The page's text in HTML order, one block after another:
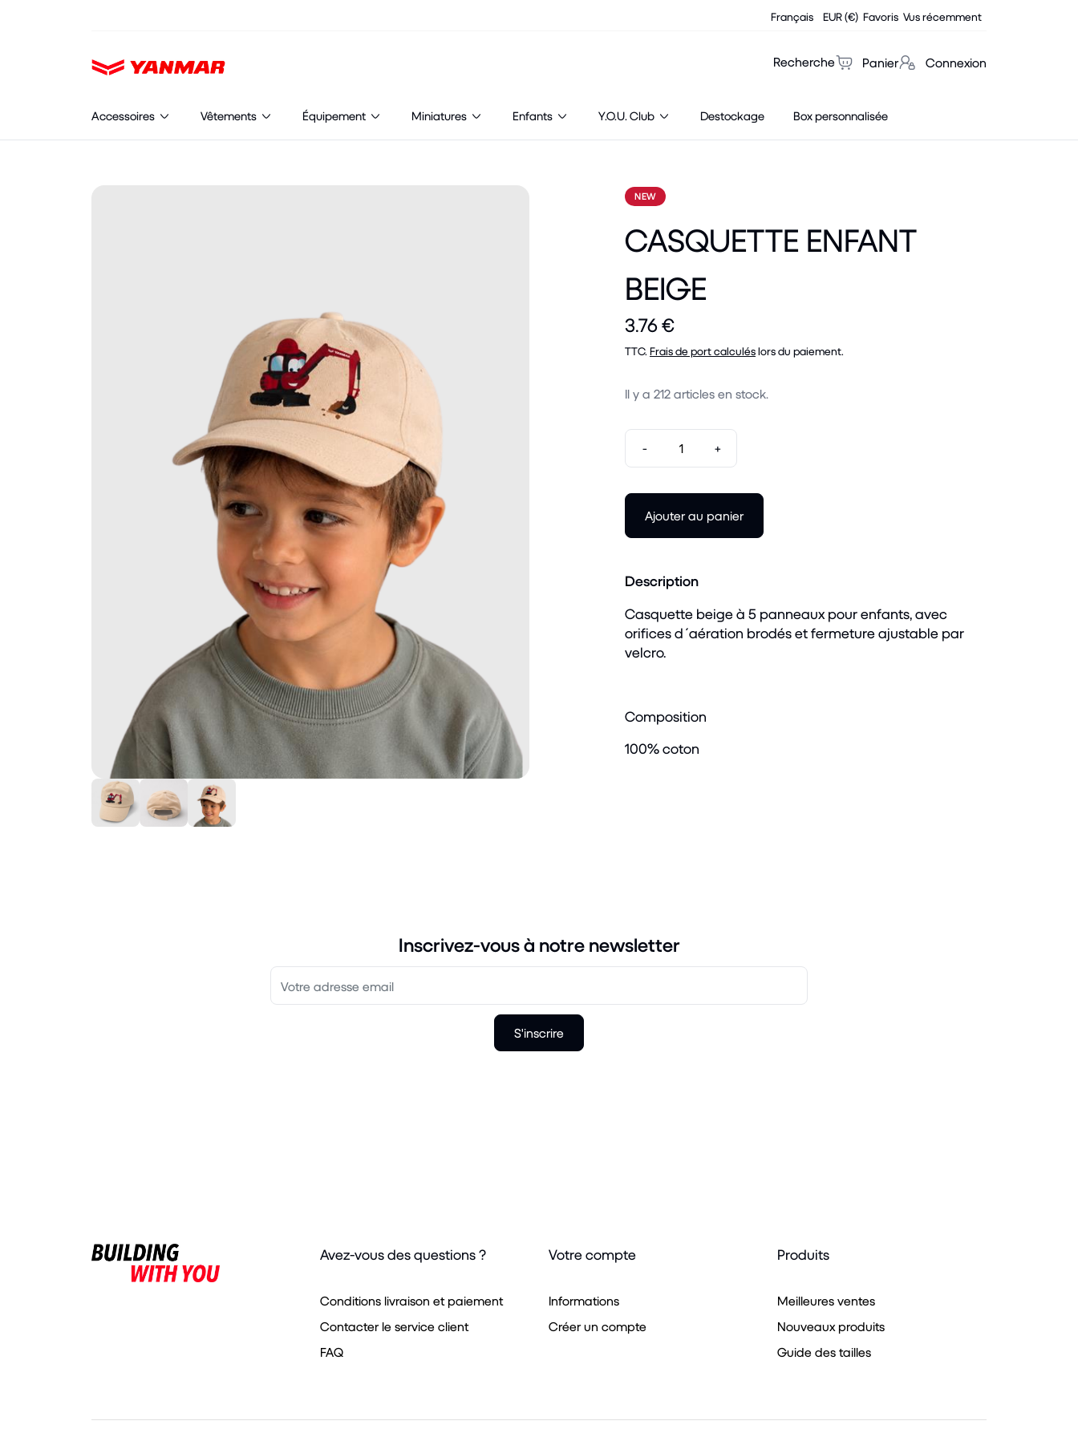
Français EUR (€) Favoris Vus récemment
Recherche Panier Connexion
Accessoires Vêtements Équipement Miniatures Enfants Y.O.U. Club Destockage Box personnalisée
NEW
CASQUETTE ENFANT
BEIGE
3.76 €
TTC. Frais de port calculéslors du paiement.
Il y a 212 articles en stock.
- +
Ajouter au panier
Description
Casquette beige à 5 panneaux pour enfants, avec
orifices d´aération brodés et fermeture ajustable par
velcro.
Composition
100% coton
Inscrivez-vous à notre newsletter
S'inscrire
Avez-vous des questions ?
Conditions livraison et paiement
Contacter le service client
FAQ
Votre compte
Informations
Créer un compte
Produits
Meilleures ventes
Nouveaux produits
Guide des tailles